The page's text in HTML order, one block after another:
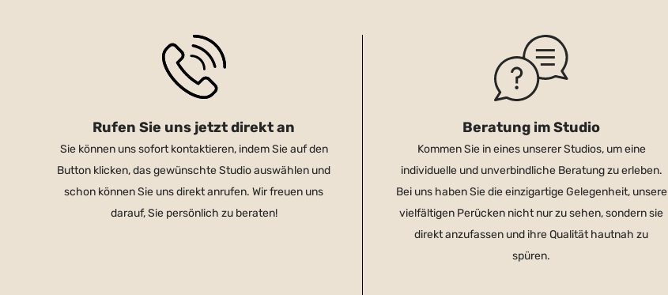
Rufen Sie uns jetzt direkt an
Sie können uns sofort kontaktieren, indem Sie auf den
Button klicken, das gewünschte Studio auswählen und
schon können Sie uns direkt anrufen. Wir freuen uns
darauf, Sie persönlich zu beraten!
Beratung im Studio
Kommen Sie in eines unserer Studios, um eine
individuelle und unverbindliche Beratung zu erleben.
Bei uns haben Sie die einzigartige Gelegenheit, unsere
vielfältigen Perücken nicht nur zu sehen, sondern sie
direkt anzufassen und ihre Qualität hautnah zu
spüren.